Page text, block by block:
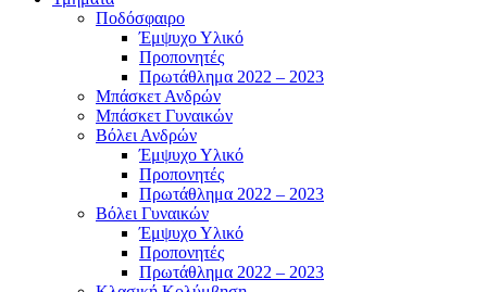
Ποδόσφαιρο
Έμψυχο Υλικό
Προπονητές
Πρωτάθλημα 2022 – 2023
Μπάσκετ Ανδρών
Μπάσκετ Γυναικών
Βόλει Ανδρών
Έμψυχο Υλικό
Προπονητές
Πρωτάθλημα 2022 – 2023
Βόλει Γυναικών
Έμψυχο Υλικό
Προπονητές
Πρωτάθλημα 2022 – 2023